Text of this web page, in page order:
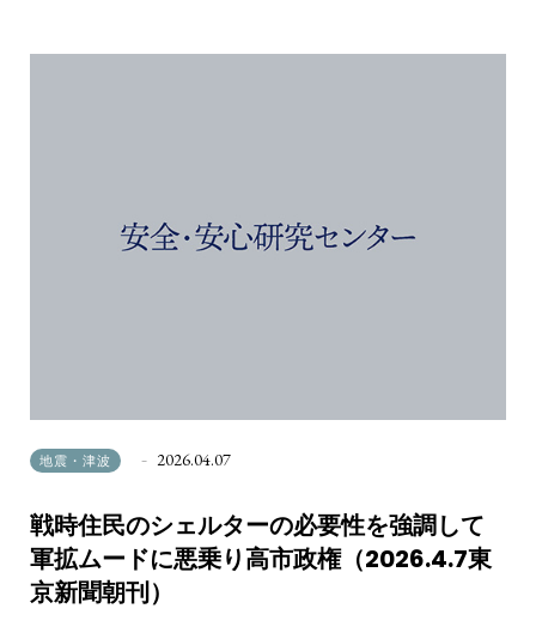
地震・津波 2026.04.07
戦時住民のシェルターの必要性を強調して
軍拡ムードに悪乗り高市政権（2026.4.7東
京新聞朝刊）